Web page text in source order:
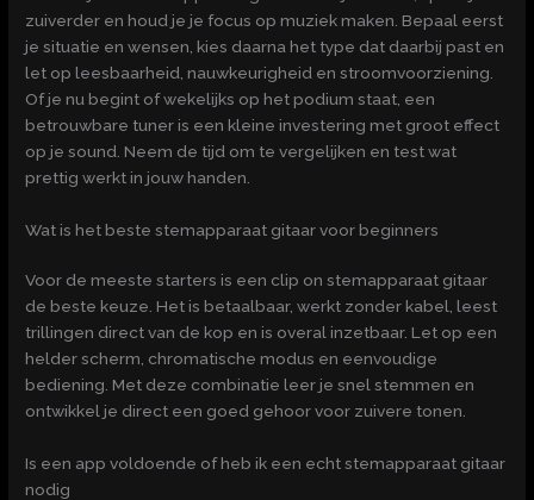
zuiverder en houd je je focus op muziek maken. Bepaal eerst
je situatie en wensen, kies daarna het type dat daarbij past en
let op leesbaarheid, nauwkeurigheid en stroomvoorziening.
Of je nu begint of wekelijks op het podium staat, een
betrouwbare tuner is een kleine investering met groot effect
op je sound. Neem de tijd om te vergelijken en test wat
prettig werkt in jouw handen.
Wat is het beste stemapparaat gitaar voor beginners
Voor de meeste starters is een clip on stemapparaat gitaar
de beste keuze. Het is betaalbaar, werkt zonder kabel, leest
trillingen direct van de kop en is overal inzetbaar. Let op een
helder scherm, chromatische modus en eenvoudige
bediening. Met deze combinatie leer je snel stemmen en
ontwikkel je direct een goed gehoor voor zuivere tonen.
Is een app voldoende of heb ik een echt stemapparaat gitaar
nodig